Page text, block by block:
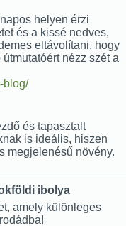
helyen érzi
és a kissé nedves,
eltávolítani, hogy
nézz szét a
blog/
és tapasztalt
is ideális, hiszen
megjelenésű növény.
ibolya
amely különleges